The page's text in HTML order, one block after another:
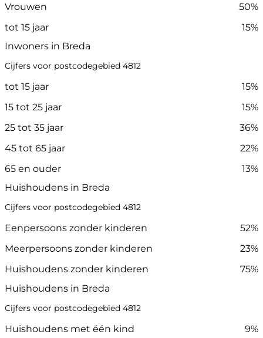
Vrouwen
50%
tot 15 jaar
15%
Inwoners in Breda
Cijfers voor postcodegebied 4812
tot 15 jaar
15%
15 tot 25 jaar
15%
25 tot 35 jaar
36%
45 tot 65 jaar
22%
65 en ouder
13%
Huishoudens in Breda
Cijfers voor postcodegebied 4812
Eenpersoons zonder kinderen
52%
Meerpersoons zonder kinderen
23%
Huishoudens zonder kinderen
75%
Huishoudens in Breda
Cijfers voor postcodegebied 4812
Huishoudens met één kind
9%